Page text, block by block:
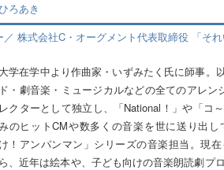
ろあき
株式会社C・オーグメント代表取締役 「そ
大学在学中より作曲家・いずみたく氏に師事。
ド・劇音楽・ミュージカルなどの全てのアレ
レクターとして独立し、「National！」や「コ
のヒットCMや数多くの音楽を世に送り出
け！アンパンマン」シリーズの音楽担当。現
ら、近年は絵本や、子ども向けの音楽朗読劇プ